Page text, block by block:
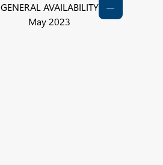
GENERAL AVAILABILITY
May 2023